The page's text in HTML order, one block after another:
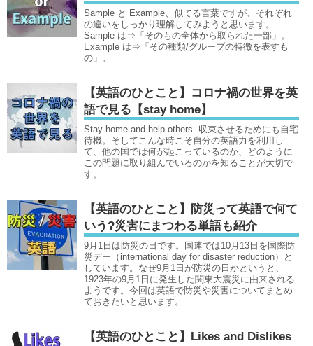
Sample と Example、似てる言葉ですが、それぞれ
の違いをしっかり理解してみようと思います。
Sample は⇒「そのもの全体から取られた一部」。
Example は⇒「その種類/グループの特徴を表すも
の」。
【英語のひとこと】コロナ禍の世界を英
語で見る【stay home】
Stay home and help others. 収束させるためにも自宅
待機。そしてこんな時こそ自分の英語力を利用し
て、他の国では何が起こっているのか、どのように
この問題に取り組んでいるのかを知ることが大切で
す。
【英語のひとこと】防災って英語で何て
いう?災害にまつわる単語も紹介
9月1日は防災の日です。国連では10月13日を国際防
災デー（international day for disaster reduction）と
しています。なぜ9月1日が防災の日かというと、
1923年の9月1日に発生した関東大震災に由来される
ようです。今回は英語で防災や災害についてまとめ
ておきたいと思います。
【英語のひとこと】Likes and Dislikes